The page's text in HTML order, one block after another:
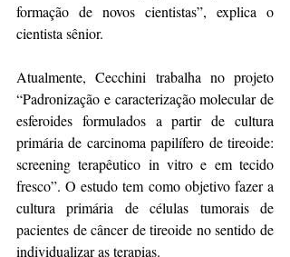
formação de novos cientistas”, explica o
cientista sênior.
Atualmente, Cecchini trabalha no projeto
“Padronização e caracterização molecular de
esferoides formulados a partir de cultura
primária de carcinoma papilífero de tireoide:
screening terapêutico in vitro e em tecido
fresco”. O estudo tem como objetivo fazer a
cultura primária de células tumorais de
pacientes de câncer de tireoide no sentido de
individualizar as terapias.